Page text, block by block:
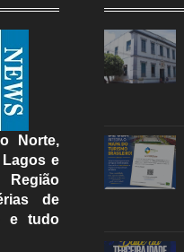
Norte,
e
de
e tudo